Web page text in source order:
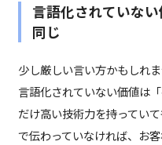
言語化されていな
同じ
少し厳しい言い方かもしれ
言語化されていない価値は
だけ高い技術力を持ってい
で伝わっていなければ、お